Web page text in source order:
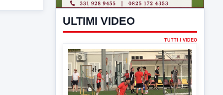
Benevento Calcio: Le scelte di
Italia
Il Benevento è pronto al debutto di Coppa
Italia. Scelte...